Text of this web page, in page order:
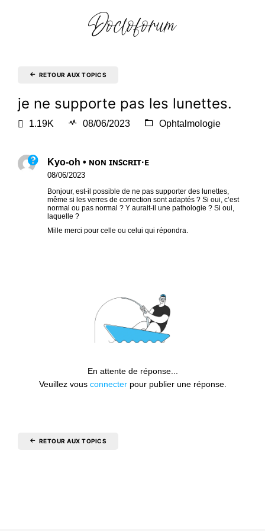
RETOUR AUX TOPICS
je ne supporte pas les lunettes.
1.19K 08/06/2023 Ophtalmologie
Kyo-oh • ɴᴏɴ ɪɴꜱᴄʀɪᴛ·ᴇ
08/06/2023
Bonjour, est-il possible de ne pas supporter des lunettes,
même si les verres de correction sont adaptés ? Si oui, c’est
normal ou pas normal ? Y aurait-il une pathologie ? Si oui,
laquelle ?
Mille merci pour celle ou celui qui répondra.
En attente de réponse...
Veuillez vous connecterpour publier une réponse.
RETOUR AUX TOPICS